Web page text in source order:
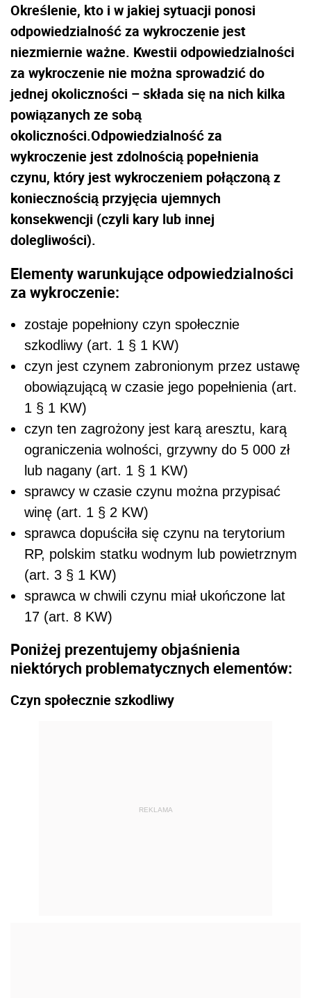
Określenie, kto i w jakiej sytuacji ponosi
odpowiedzialność za wykroczenie jest
niezmiernie ważne. Kwestii odpowiedzialności
za wykroczenie nie można sprowadzić do
jednej okoliczności – składa się na nich kilka
powiązanych ze sobą
okoliczności.Odpowiedzialność za
wykroczenie jest zdolnością popełnienia
czynu, który jest wykroczeniem połączoną z
koniecznością przyjęcia ujemnych
konsekwencji (czyli kary lub innej
dolegliwości).
Elementy warunkujące odpowiedzialności
za wykroczenie:
zostaje popełniony czyn społecznie
szkodliwy (art. 1 § 1 KW)
czyn jest czynem zabronionym przez ustawę
obowiązującą w czasie jego popełnienia (art.
1 § 1 KW)
czyn ten zagrożony jest karą aresztu, karą
ograniczenia wolności, grzywny do 5 000 zł
lub nagany (art. 1 § 1 KW)
sprawcy w czasie czynu można przypisać
winę (art. 1 § 2 KW)
sprawca dopuściła się czynu na terytorium
RP, polskim statku wodnym lub powietrznym
(art. 3 § 1 KW)
sprawca w chwili czynu miał ukończone lat
17 (art. 8 KW)
Poniżej prezentujemy objaśnienia
niektórych problematycznych elementów:
Czyn społecznie szkodliwy
REKLAMA